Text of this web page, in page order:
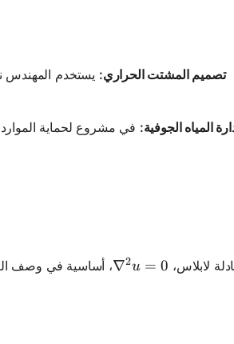
تصميم المشتت الحراري: يستخدم المهندس
المياه الجوفية: في مشروع لحماية الموارد
لابلاس،
\nabla^2 u = 0
∇2u = 0
، أساسية في وصف